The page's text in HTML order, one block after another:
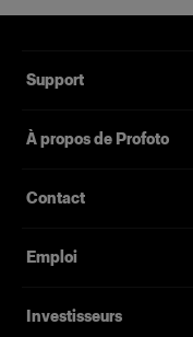
Support
À propos de Profoto
Contact
Emploi
Investisseurs